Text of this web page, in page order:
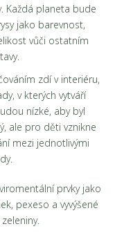
Každá planeta bude
jako barevnost,
vůči ostatním
zdí v interiéru,
v kterých vytváří
nízké, aby byl
ale pro děti vznikne
mezi jednotlivými
prvky jako
pexeso a vyvýšené